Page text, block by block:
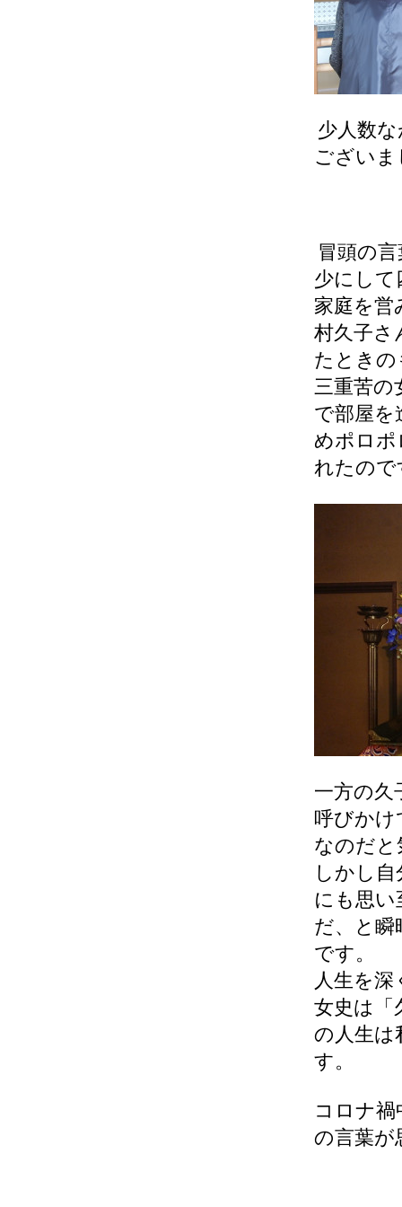
少人数
ございま
冒頭の
少にして
家庭を営
村久子さ
たとき
三重苦の
で部屋を
めポロポ
れたので
一方の久
呼びかけ
なのだ
しかし
にも思
だ、と瞬
です。
人生を
女史は「
の人生は
す。
コロナ
の言葉が